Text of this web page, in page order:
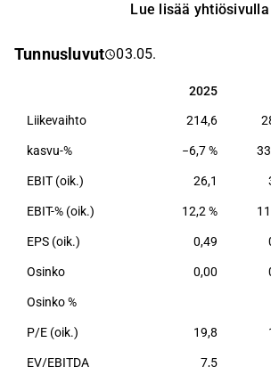
strategisena kumppanina. Yhtiö on
osa- ja kokonaissovelluksien
luentainstrumentit sekä erilaiset
automaatiosovellukset.
Lue lisää yhtiösivulla
Tunnusluvut 03.05.
2025
2025
Liikevaihto 214,6
kasvu-% −6,7 %
EBIT (oik.) 26,1
EBIT-% (oik.) 12,2 %
EPS (oik.) 0,49
Osinko 0,00
Osinko %
P/E (oik.) 19,8
EV/EBITDA 7,5